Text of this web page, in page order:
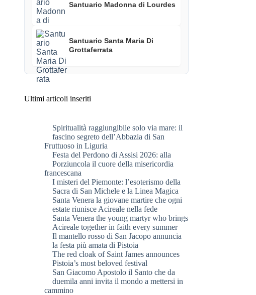
Santuario Madonna di Lourdes
Santuario Santa Maria Di
Grottaferrata
Ultimi articoli inseriti
Spiritualità raggiungibile solo via mare: il
fascino segreto dell’Abbazia di San
Fruttuoso in Liguria
Festa del Perdono di Assisi 2026: alla
Porziuncola il cuore della misericordia
francescana
I misteri del Piemonte: l’esoterismo della
Sacra di San Michele e la Linea Magica
Santa Venera la giovane martire che ogni
estate riunisce Acireale nella fede
Santa Venera the young martyr who brings
Acireale together in faith every summer
Il mantello rosso di San Jacopo annuncia
la festa più amata di Pistoia
The red cloak of Saint James announces
Pistoia’s most beloved festival
San Giacomo Apostolo il Santo che da
duemila anni invita il mondo a mettersi in
cammino